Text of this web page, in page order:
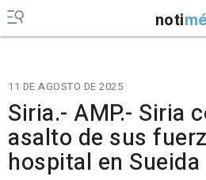
noti
11 DE AGOSTO DE 2025
Siria.- AMP.- Siria
asalto de sus
hospital en Sueida